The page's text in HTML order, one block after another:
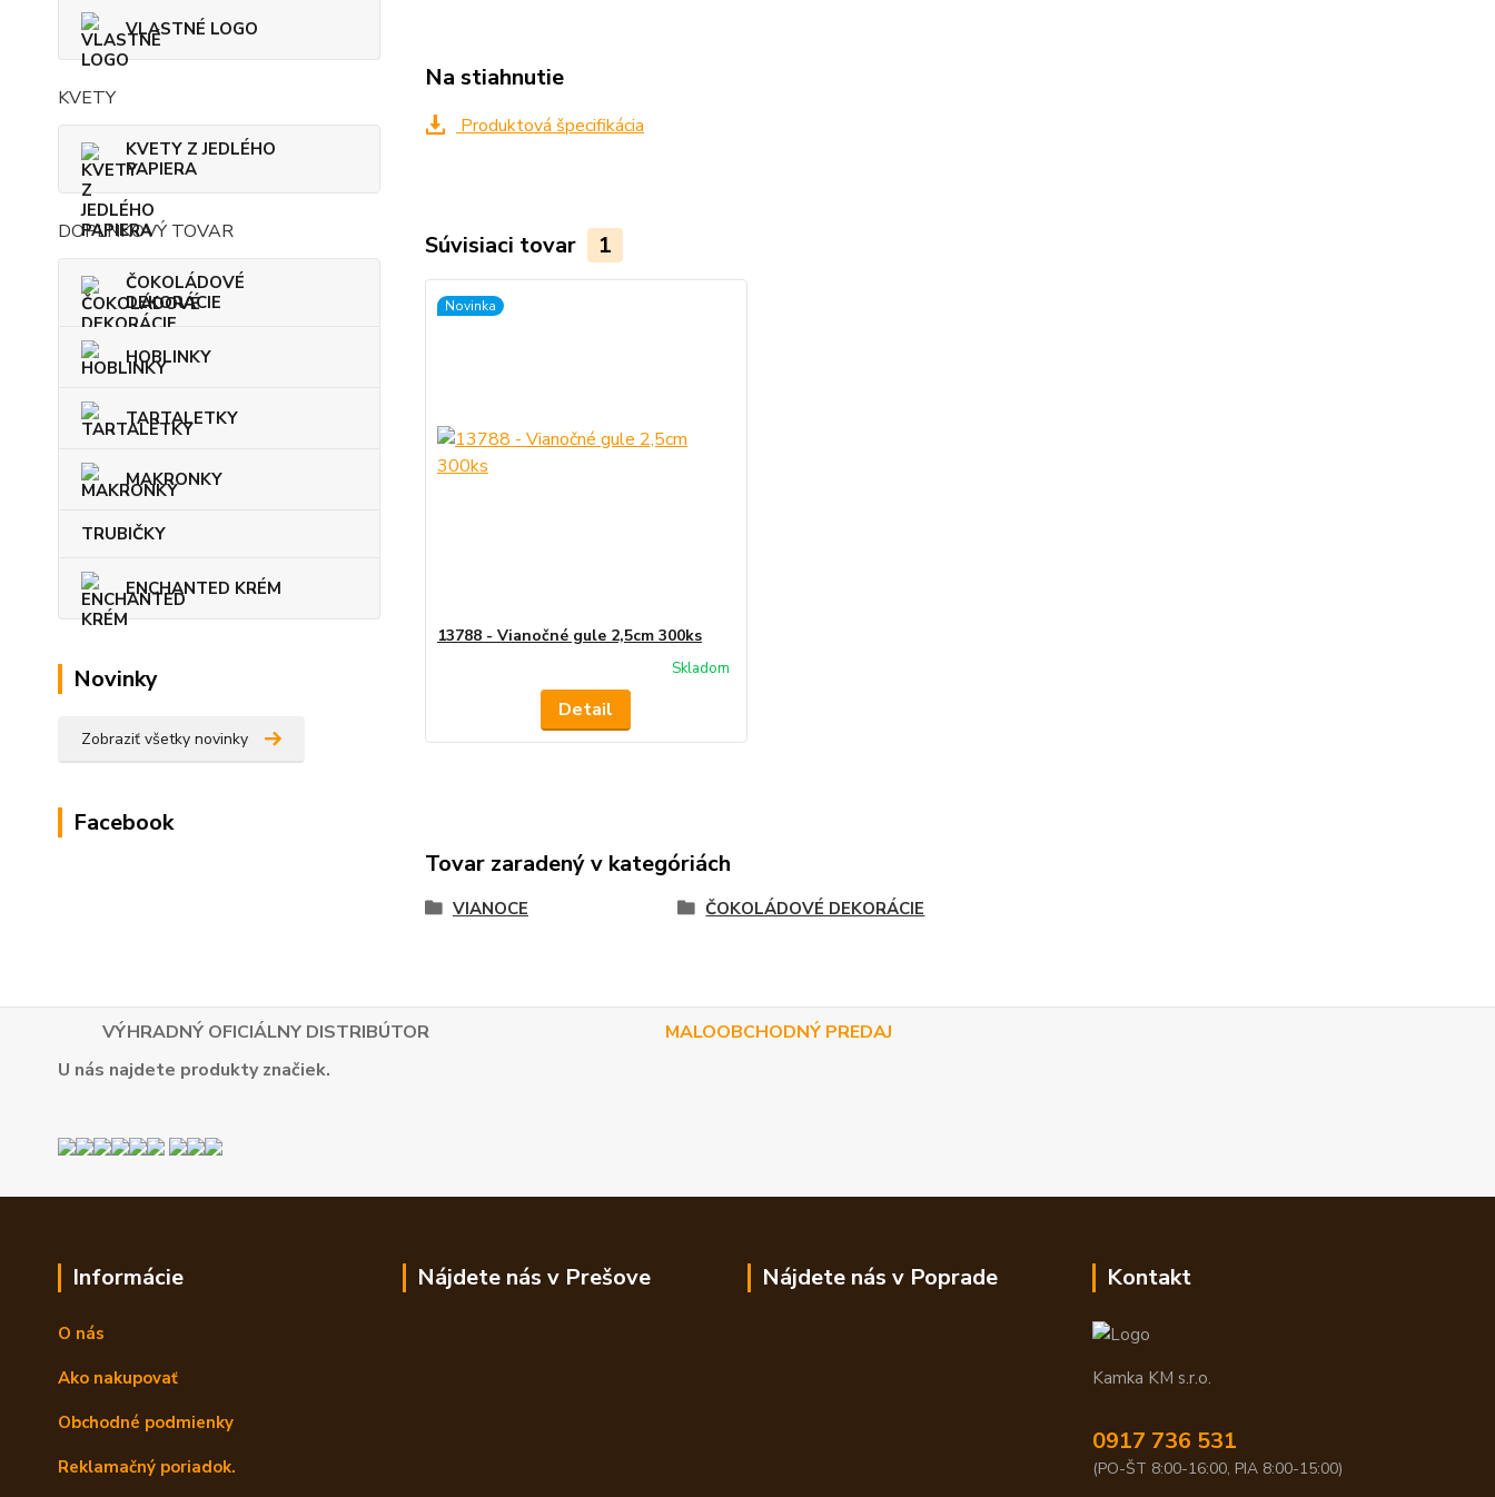
VLASTNÉ LOGO
KVETY
KVETY Z JEDLÉHO
PAPIERA
DOPLNKOVÝ TOVAR
ČOKOLÁDOVÉ
DEKORÁCIE
HOBLINKY
TARTALETKY
MAKRONKY
TRUBIČKY
ENCHANTED KRÉM
Novinky
Zobraziť všetky novinky
Facebook
Na stiahnutie
Produktová špecifikácia
Súvisiaci tovar 1
Novinka
13788 - Vianočné gule 2,5cm 300ks
Skladom
Detail
Tovar zaradený v kategóriách
VIANOCE ČOKOLÁDOVÉ DEKORÁCIE
VÝHRADNÝ OFICIÁLNY DISTRIBÚTOR
MALOOBCHODNÝ PREDAJ
U nás najdete produkty značiek.
Informácie
O nás
Ako nakupovať
Obchodné podmienky
Reklamačný poriadok.
Nájdete nás v Prešove Nájdete nás v Poprade Kontakt
Kamka KM s.r.o.
0917 736 531
(PO-ŠT 8:00-16:00, PIA 8:00-15:00)